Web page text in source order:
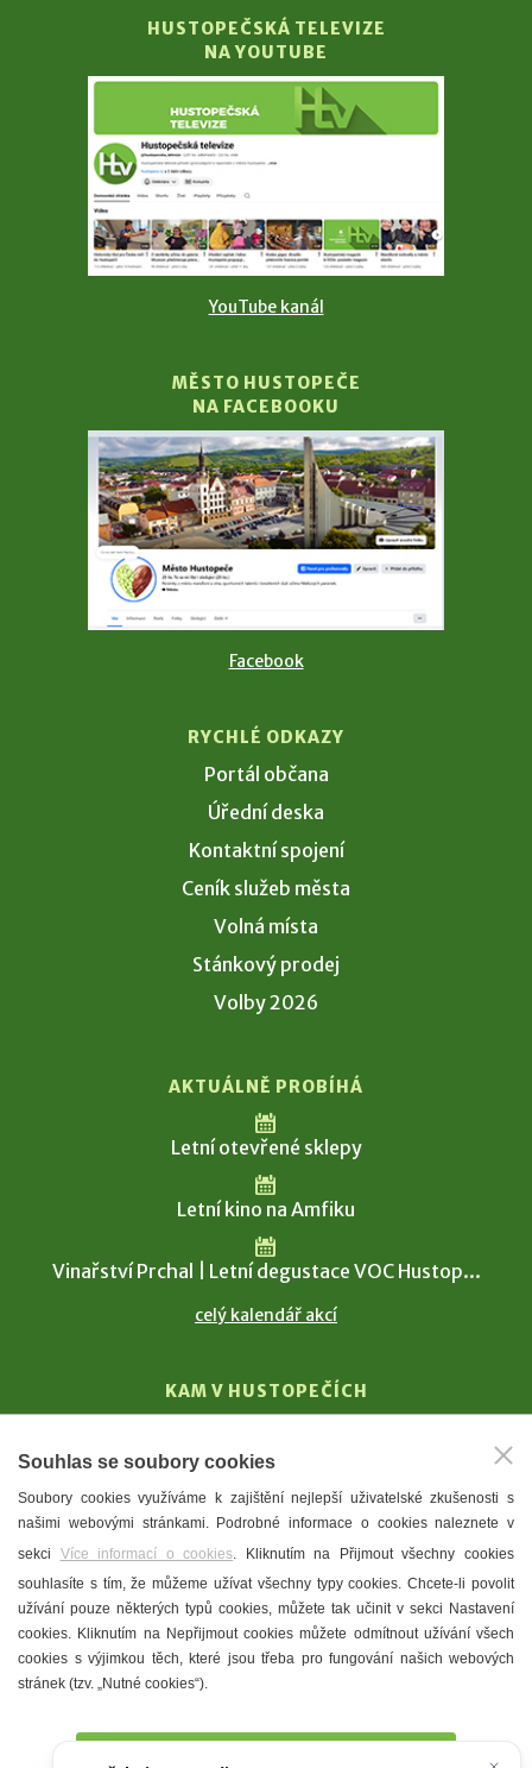
HUSTOPEČSKÁ TELEVIZE
NA YOUTUBE
YouTube kanál
MĚSTO HUSTOPEČE
NA FACEBOOKU
Facebook
RYCHLÉ ODKAZY
Portál občana
Úřední deska
Kontaktní spojení
Ceník služeb města
Volná místa
Stánkový prodej
Volby 2026
AKTUÁLNĚ PROBÍHÁ
Letní otevřené sklepy
Letní kino na Amfiku
Vinařství Prchal | Letní degustace VOC Hustop...
celý kalendář akcí
KAM V HUSTOPEČÍCH
T. G. Masaryk
Mandloně
Ubytování
Restaurace
Městské muzeum a galerie
Denní meníčka
Souhlas se soubory cookies
Soubory cookies využíváme k zajištění nejlepší uživatelské zkušenosti s
našimi webovými stránkami. Podrobné informace o cookies naleznete v
sekci Více informací o cookies. Kliknutím na Přijmout všechny cookies
souhlasíte s tím, že můžeme užívat všechny typy cookies. Chcete-li povolit
užívání pouze některých typů cookies, můžete tak učinit v sekci Nastavení
cookies. Kliknutím na Nepřijmout cookies můžete odmítnout užívání všech
cookies s výjimkou těch, které jsou třeba pro fungování našich webových
stránek (tzv. „Nutné cookies“).